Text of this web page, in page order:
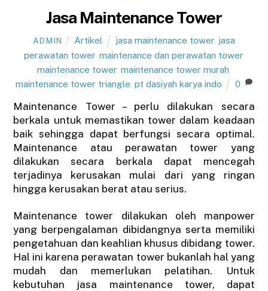
Jasa Maintenance Tower
ADMIN Artikel jasa maintenance tower jasa
perawatan tower, maintenance dan perawatan tower,
maintenance tower maintenance tower murah
maintenance tower triangle pt dasiyah karya indo 0
Maintenance Tower – perlu dilakukan secara
berkala untuk memastikan tower dalam keadaan
baik sehingga dapat berfungsi secara optimal.
Maintenance atau perawatan tower yang
dilakukan secara berkala dapat mencegah
terjadinya kerusakan mulai dari yang ringan
hingga kerusakan berat atau serius.
Maintenance tower dilakukan oleh manpower
yang berpengalaman dibidangnya serta memiliki
pengetahuan dan keahlian khusus dibidang tower.
Hal ini karena perawatan tower bukanlah hal yang
mudah dan memerlukan pelatihan. Untuk
kebutuhan jasa maintenance tower, dapat